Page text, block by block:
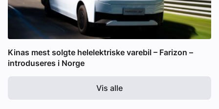
Kinas mest solgte helelektriske varebil – Farizon –
introduseres i Norge
Vis alle